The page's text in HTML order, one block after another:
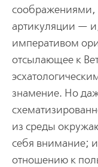
соображениями,
артикуляции —
императивом
отсылающее к
знамение. Но
из среды
себя внимание;
отношению к